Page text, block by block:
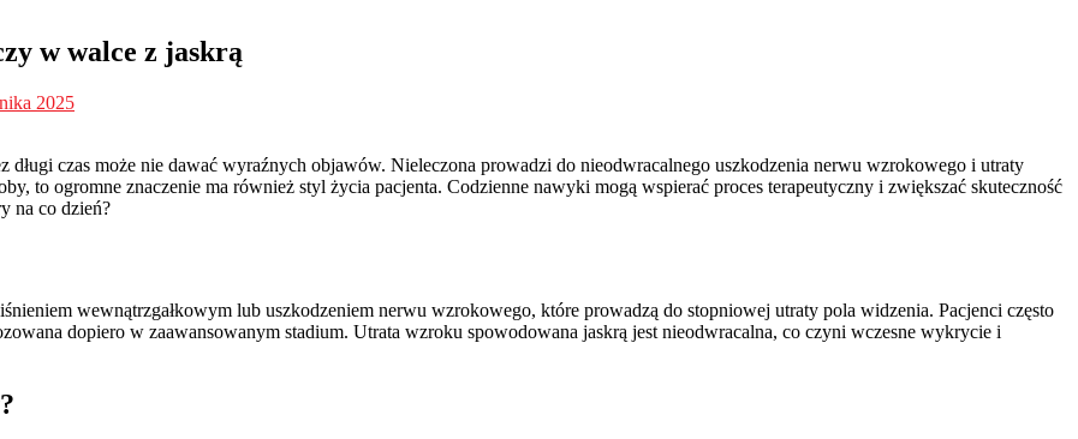
w walce z jaskrą
2025
długi czas może nie dawać wyraźnych objawów. Nieleczona prowadzi do nieodwracalnego uszkodzenia nerwu wzrokowego i utraty
to ogromne znaczenie ma również styl życia pacjenta. Codzienne nawyki mogą wspierać proces terapeutyczny i zwiększać skuteczność
na co dzień?
wewnątrzgałkowym lub uszkodzeniem nerwu wzrokowego, które prowadzą do stopniowej utraty pola widzenia. Pacjenci często
dopiero w zaawansowanym stadium. Utrata wzroku spowodowana jaskrą jest nieodwracalna, co czyni wczesne wykrycie i